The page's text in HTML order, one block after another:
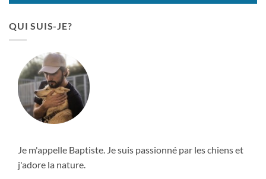
QUI SUIS-JE?
Je m'appelle Baptiste. Je suis passionné par les chiens et
j'adore la nature.